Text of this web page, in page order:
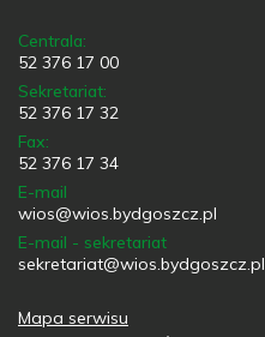
Centrala:
52 376 17 00
Sekretariat:
52 376 17 32
Fax:
52 376 17 34
E-mail
wios@wios.bydgoszcz.pl
E-mail - sekretariat
sekretariat@wios.bydgoszcz.pl
Mapa serwisu